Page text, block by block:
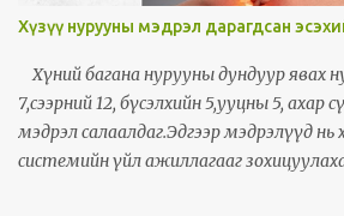
Хүзүү нурууны мэдрэл дарагдсан
Хүний багана нурууны дундуур явах
7,сээрний 12, бүсэлхийн 5,ууцны 5, ахар
мэдрэл салаалдаг.Эдгээр мэдрэлүүд нь
системийн үйл ажиллагааг